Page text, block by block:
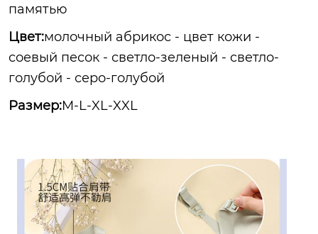
памятью
Цвет:молочный абрикос - цвет кожи -
соевый песок - светло-зеленый - светло-
голубой - серо-голубой
Размер:M-L-XL-XXL